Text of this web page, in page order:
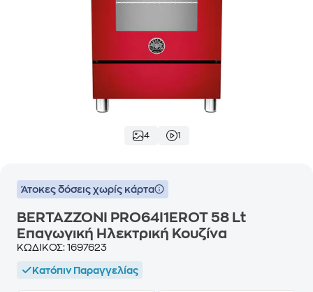
4 1
Άτοκες δόσεις χωρίς κάρτα
BERTAZZONI PRO64I1EROT 58 Lt
Επαγωγική Ηλεκτρική Κουζίνα
ΚΩΔΙΚΟΣ: 1697623
Κατόπιν Παραγγελίας